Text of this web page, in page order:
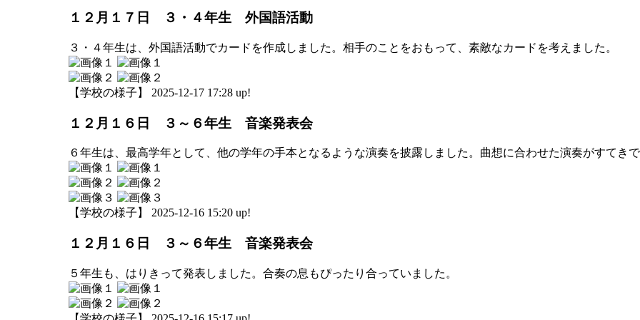
１２月１７日 ３・４年生 外国語活動
３・４年生は、外国語活動でカードを作成しました。相手のことをおもって、素敵なカードを考えました。
【学校の様子】 2025-12-17 17:28 up!
１２月１６日 ３～６年生 音楽発表会
６年生は、最高学年として、他の学年の手本となるような演奏を披露しました。曲想に合わせた演奏がすてき
【学校の様子】 2025-12-16 15:20 up!
１２月１６日 ３～６年生 音楽発表会
５年生も、はりきって発表しました。合奏の息もぴったり合っていました。